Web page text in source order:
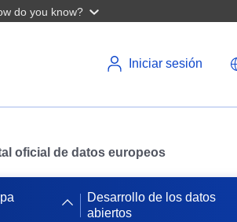
do you know?
Iniciar sesión
oficial de datos europeos
Desarrollo de los datos
abiertos